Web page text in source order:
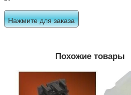
Нажмите для заказа
Похожие товары